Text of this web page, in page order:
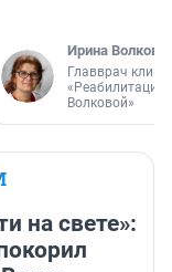
Ирина Волкова
Главврач
«Реабилитация
Волковой»
на свете»: